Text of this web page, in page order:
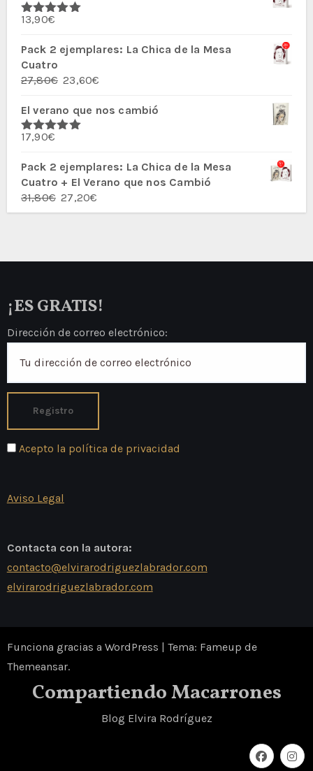
Valorado
5
13,90€
Pack 2 ejemplares: La Chica de la Mesa
Cuatro
27,80€ El
original
era:
23,60€
actual
El verano que nos cambió
Valorado
5
17,90€
Pack 2 ejemplares: La Chica de la Mesa
Cuatro + El Verano que nos Cambió
31,80€ El
precio
31,80€.
27,20€
precio
27,20€.
¡ES GRATIS!
Dirección de correo electrónico:
Acepto la política de privacidad
Aviso Legal
Contacta con la autora:
contacto@elvirarodriguezlabrador.com
elvirarodriguezlabrador.com
Funciona gracias a WordPress | Tema: Fameup de
Themeansar.
Compartiendo Macarrones
Blog Elvira Rodríguez